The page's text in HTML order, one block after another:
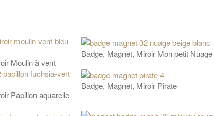
Moulin à vent
Badge, Magnet, Miroir Mon petit Nuage
Papillon aquarelle
Badge, Magnet, Miroir Pirate